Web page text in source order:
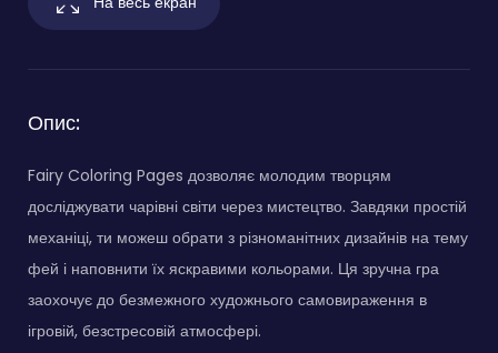
Опис:
Fairy Coloring Pages дозволяє молодим творцям
досліджувати чарівні світи через мистецтво. Завдяки простій
механіці, ти можеш обрати з різноманітних дизайнів на тему
фей і наповнити їх яскравими кольорами. Ця зручна гра
заохочує до безмежного художнього самовираження в
ігровій, безстресовій атмосфері.